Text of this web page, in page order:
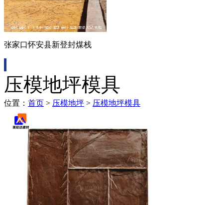
张家口怀安县新登封煤栈
压模地坪模具
位置： 首页 > 压模地坪 > 压模地坪模具